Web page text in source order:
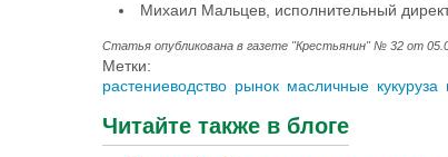
Михаил Мальцев, исполнительный
Статья опубликована в газете "Крестьянин" № 32 от
Метки:
растениеводство рынок масличные кукуруза
Читайте также в блоге